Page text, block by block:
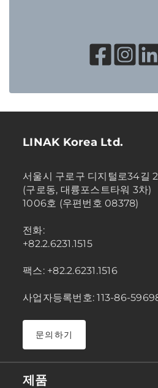
LINAK Korea Ltd.
서울시 구로구 디지털로34길
(구로동, 대륭포스트타워 3차)
1006호 (우편번호 08378)
전화:
+82.2.6231.1515
팩스: +82.2.6231.1516
사업자등록번호: 113-86-
문의하기
제품